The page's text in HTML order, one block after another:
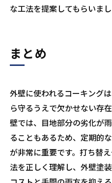
な工法を提案してもらいまし
まとめ
外壁に使われるコーキング
ら守るうえで欠かせない存
壁では、目地部分の劣化が
ることもあるため、定期的
が非常に重要です。打ち替
法を正しく理解し、外壁塗